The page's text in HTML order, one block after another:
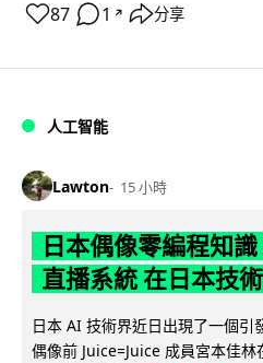
87 1 ↗ 分享
人工智能
Lawton 15 小時
日本偶像零編程知
直播系統 在日本技
日本 AI 技術界近日出現了一個引
偶像前 Juice=Juice 成員宮本佳